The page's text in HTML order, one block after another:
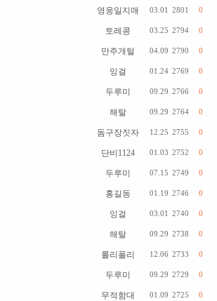
영웅일지매 03.01 2801 0
토레콩 03.25 2794 0
만주개털 04.09 2790 0
잉걸 01.24 2769 0
두루미 09.29 2766 0
해탈 09.29 2764 0
돔구장짓자 12.25 2755 0
단비1124 01.03 2752 0
두루미 07.15 2749 0
홍길동 01.19 2746 0
잉걸 03.01 2740 0
해탈 09.29 2738 0
롤리폴리 12.06 2733 0
두루미 09.29 2729 0
무적함대 01.09 2725 0